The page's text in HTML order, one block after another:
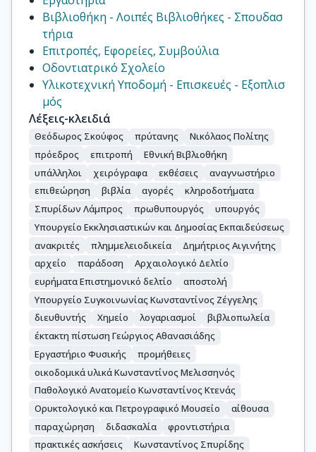
Βιβλιοθήκη - Λοιπές Βιβλιοθήκες - Σπουδασ
τήρια
Επιτροπές, Εφορείες, Συμβούλια
Οδοντιατρικό Σχολείο
Υλικοτεχνική Υποδομή - Επισκευές - Εξοπλισ
μός
Λέξεις-κλειδιά
Θεόδωρος Σκούφος πρύτανης
Νικόλαος Πολίτης
πρόεδρος
επιτροπή
Εθνική Βιβλιοθήκη
υπάλληλοι
χειρόγραφα εκθέσεις
αναγνωστήριο
επιθεώρηση
βιβλία αγορές
κληροδοτήματα
Σπυρίδων Λάμπρος
πρωθυπουργός
υπουργός
Υπουργείο Εκκλησιαστικών και Δημοσίας Εκπαιδεύσεως
ανακριτές
πλημμελειοδικεία
Δημήτριος Αιγινήτης
αρχείο
παράδοση
Αρχαιολογικό Δελτίο
ευρήματα Επιστημονικό δελτίο
αποστολή
Υπουργείο Συγκοινωνίας Κωνσταντίνος Ζέγγελης
διευθυντής
Χημείο λογαριασμοί
βιβλιοπωλεία
έκτακτη πίστωση Γεώργιος Αθανασιάδης
Εργαστήριο Φυσικής
προμήθειες
οικοδομικά υλικά Κωνσταντίνος Μελισσηνός
Παθολογικό Ανατομείο Κωνσταντίνος Κτενάς
Ορυκτολογικό και Πετρογραφικό Μουσείο
αίθουσα
παραχώρηση
διδασκαλία
φροντιστήρια
πρακτικές ασκήσεις
Κωνσταντίνος Σπυρίδης